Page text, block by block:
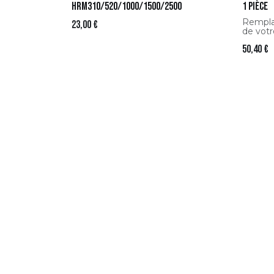
HRM310/520/1000/1500/2500
23,00€
1 pièce
de
roue
50,40€